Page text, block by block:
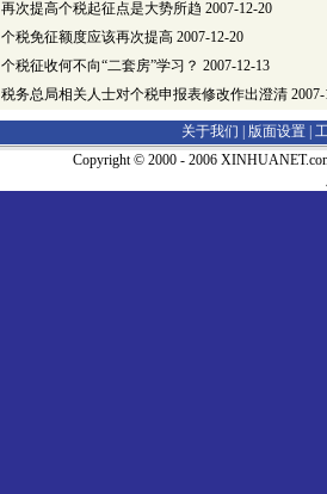
再次提高个税起征点是大势所趋 2007-12-20
个税免征额度应该再次提高 2007-12-20
个税征收何不向“二套房”学习？ 2007-12-13
税务总局相关人士对个税申报表修改作出澄清
关于我们 | 版面设置
Copyright © 2000 - 2006